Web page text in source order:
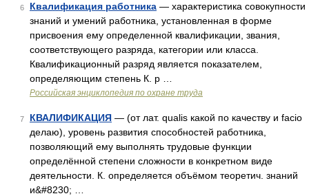
6 Квалификация работника — характеристика совокупности
знаний и умений работника, установленная в форме
присвоения ему определенной квалификации, звания,
соответствующего разряда, категории или класса.
Квалификационный разряд является показателем,
определяющим степень К. р …
Российская энциклопедия по охране труда
7 КВАЛИФИКАЦИЯ — (от лат. qualis какой по качеству и facio
делаю), уровень развития способностей работника,
позволяющий ему выполнять трудовые функции
определённой степени сложности в конкретном виде
деятельности. К. определяется объёмом теоретич. знаний
и&#8230; …